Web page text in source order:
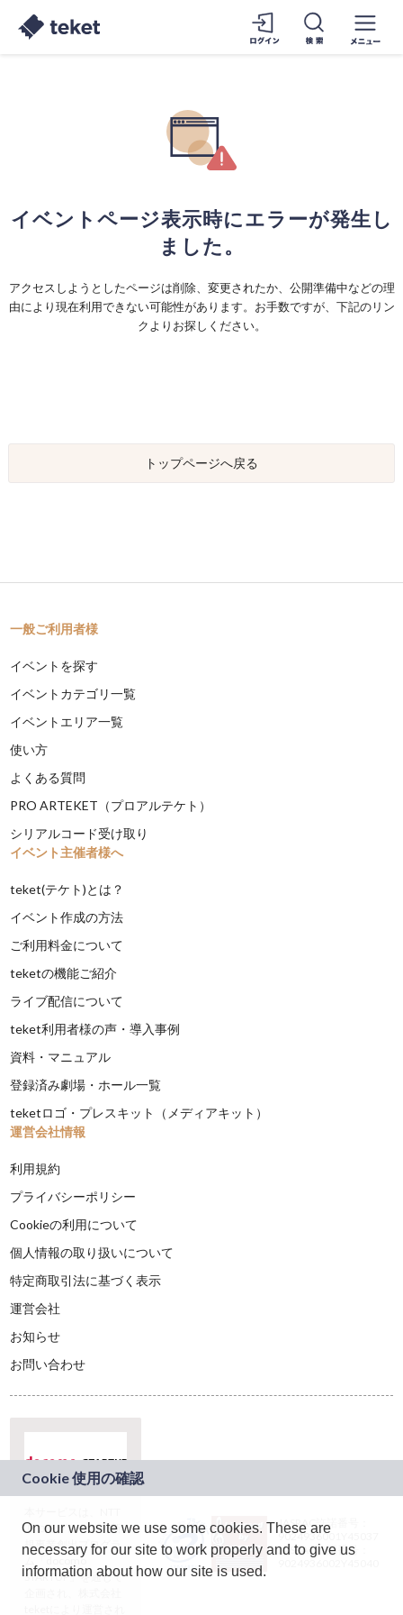
イベントページ表示時にエラーが発生し
ました。
アクセスしようとしたページは削除、変更されたか、公開準備中などの理
由により現在利用できない可能性があります。お手数ですが、下記のリン
クよりお探しください。
トップページへ戻る
一般ご利用者様
イベントを探す
イベントカテゴリ一覧
イベントエリア一覧
使い方
よくある質問
PRO ARTEKET（プロアルテケト）
シリアルコード受け取り
イベント主催者様へ
teket(テケト)とは？
イベント作成の方法
ご利用料金について
teketの機能ご紹介
ライブ配信について
teket利用者様の声・導入事例
資料・マニュアル
登録済み劇場・ホール一覧
teketロゴ・プレスキット（メディアキット）
運営会社情報
利用規約
プライバシーポリシー
Cookieの利用について
個人情報の取り扱いについて
特定商取引法に基づく表示
運営会社
お知らせ
お問い合わせ
ドコモグループの新
規事業創出プログラ
ム「docomo
STARTUP」を通じて
JASRAC許諾番号：
9024936001Y45037
JASRAC許諾番号：
On our website we use some cookies. These are
necessary for our site to work properly and to give us
information about how our site is used.